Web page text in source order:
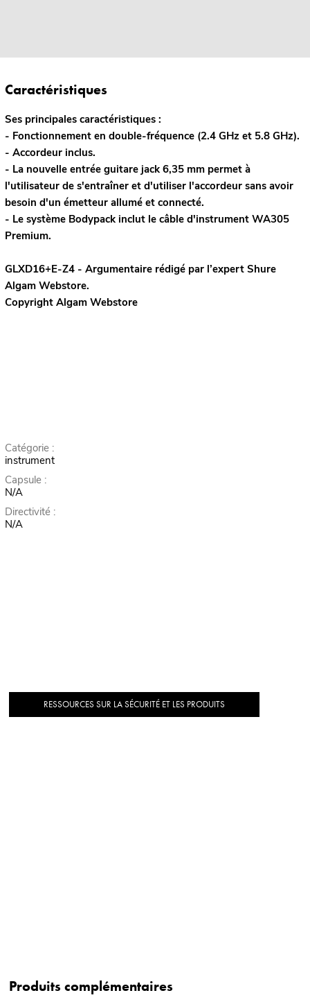
Caractéristiques
Ses principales caractéristiques :
- Fonctionnement en double-fréquence (2.4 GHz et 5.8 GHz).
- Accordeur inclus.
- La nouvelle entrée guitare jack 6,35 mm permet à
l'utilisateur de s'entraîner et d'utiliser l'accordeur sans avoir
besoin d'un émetteur allumé et connecté.
- Le système Bodypack inclut le câble d'instrument WA305
Premium.
GLXD16+E-Z4 - Argumentaire rédigé par l’expert Shure
Algam Webstore.
Copyright Algam Webstore
Catégorie :
instrument
Capsule :
N/A
Directivité :
N/A
RESSOURCES SUR LA SÉCURITÉ ET LES PRODUITS
Produits complémentaires